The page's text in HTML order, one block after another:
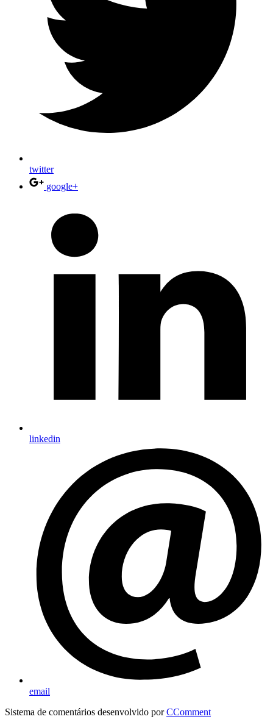
twitter
google+
linkedin
email
Sistema de comentários desenvolvido porCComment